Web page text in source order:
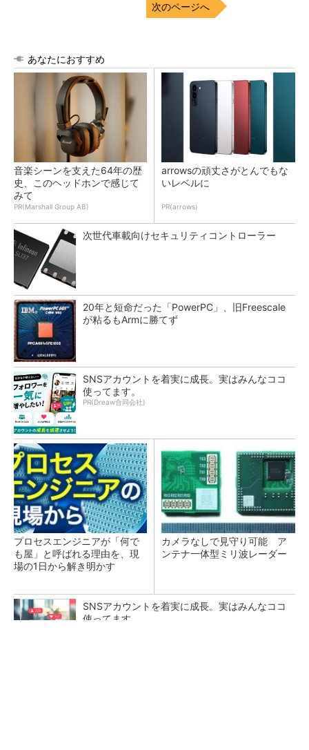
次のページへ
あなたにおすすめ
音楽シーンを支えた64年の歴
史、このヘッドホンで感じて
みて
PR(Marshall Group AB)
arrowsの頑丈さがとんでもな
いレベルに
PR(arrows)
次世代車載向けセキュリティコントローラー
20年と短命だった「PowerPC」、旧Freescale
が粘るもArmに勝てず
SNSアカウントを着実に成長。実はみんなココ
使ってます。
PR(Dreaw合同会社)
プロセスエンジニアが「何で
も屋」と呼ばれる理由を、現
場の1日から解き明かす
カメラなしで見守り可能 ア
ンテナ一体型ミリ波レーダー
SNSアカウントを着実に成長。実はみんなココ
使ってます。